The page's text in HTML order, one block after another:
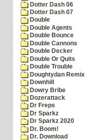
Dotter Dash 06
Dotter Dash 07
Double
Double Agents
Double Bounce
Double Cannons
Double Decker
Double Or Quits
Double Trouble
Doughtydan Remix
Downhill
Dowry Bribe
Dozerattack
Dr Freps
Dr Sparkz
Dr Sparkz 2020
Dr. Boom!
Dr. Download